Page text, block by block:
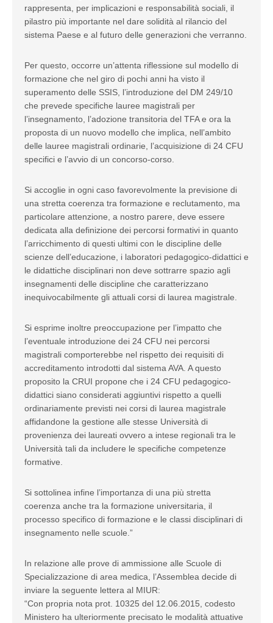
rappresenta, per implicazioni e responsabilità sociali, il
pilastro più importante nel dare solidità al rilancio del
sistema Paese e al futuro delle generazioni che verranno.
Per questo, occorre un’attenta riflessione sul modello di
formazione che nel giro di pochi anni ha visto il
superamento delle SSIS, l’introduzione del DM 249/10
che prevede specifiche lauree magistrali per
l’insegnamento, l’adozione transitoria del TFA e ora la
proposta di un nuovo modello che implica, nell’ambito
delle lauree magistrali ordinarie, l’acquisizione di 24 CFU
specifici e l’avvio di un concorso-corso.
Si accoglie in ogni caso favorevolmente la previsione di
una stretta coerenza tra formazione e reclutamento, ma
particolare attenzione, a nostro parere, deve essere
dedicata alla definizione dei percorsi formativi in quanto
l’arricchimento di questi ultimi con le discipline delle
scienze dell’educazione, i laboratori pedagogico-didattici e
le didattiche disciplinari non deve sottrarre spazio agli
insegnamenti delle discipline che caratterizzano
inequivocabilmente gli attuali corsi di laurea magistrale.
Si esprime inoltre preoccupazione per l’impatto che
l’eventuale introduzione dei 24 CFU nei percorsi
magistrali comporterebbe nel rispetto dei requisiti di
accreditamento introdotti dal sistema AVA. A questo
proposito la CRUI propone che i 24 CFU pedagogico-
didattici siano considerati aggiuntivi rispetto a quelli
ordinariamente previsti nei corsi di laurea magistrale
affidandone la gestione alle stesse Università di
provenienza dei laureati ovvero a intese regionali tra le
Università tali da includere le specifiche competenze
formative.
Si sottolinea infine l’importanza di una più stretta
coerenza anche tra la formazione universitaria, il
processo specifico di formazione e le classi disciplinari di
insegnamento nelle scuole.”
In relazione alle prove di ammissione alle Scuole di
Specializzazione di area medica, l’Assemblea decide di
inviare la seguente lettera al MIUR:
“Con propria nota prot. 10325 del 12.06.2015, codesto
Ministero ha ulteriormente precisato le modalità attuative